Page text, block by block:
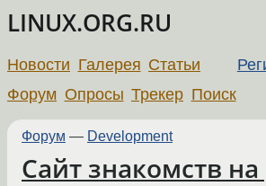
LINUX.ORG.RU
Новости Галерея Статьи
Форум Опросы Трекер Поиск
Форум — Development
Сайт знакомств